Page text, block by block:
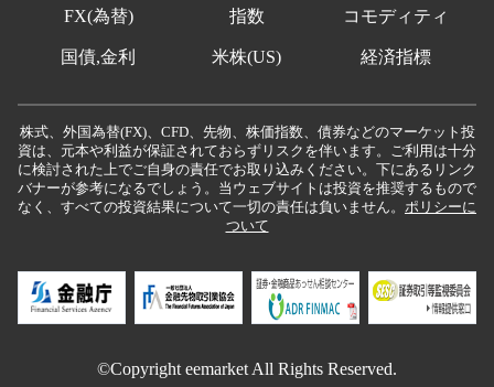
FX(為替) 指数 コモディティ
国債,金利 米株(US) 経済指標
株式、外国為替(FX)、CFD、先物、株価指数、債券などのマーケット投
資は、元本や利益が保証されておらずリスクを伴います。ご利用は十分
に検討された上でご自身の責任でお取り込みください。下にあるリンク
バナーが参考になるでしょう。当ウェブサイトは投資を推奨するもので
なく、すべての投資結果について一切の責任は負いません。 ポリシーに
ついて
©Copyright eemarket All Rights Reserved.